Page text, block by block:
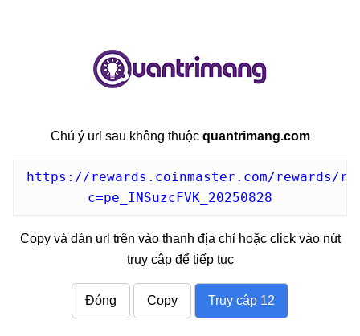
Chú ý url sau không thuộc quantrimang.com
https://rewards.coinmaster.com/rewards/
c=pe_INSuzcFVK_20250828
Copy và dán url trên vào thanh địa chỉ hoặc click vào nút
truy cập để tiếp tục
Đóng Copy Truy cập 11